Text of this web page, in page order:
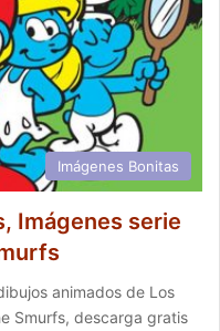
Imágenes Bonitas
Imágenes serie
animados de Los
Smurfs, descarga gratis